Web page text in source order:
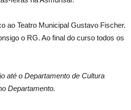
ao Teatro Municipal Gustavo Fischer.
o RG. Ao final do curso todos os
até o Departamento de Cultura
Departamento.